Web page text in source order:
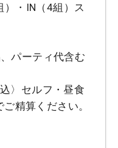
・IN（4組）ス
パーティ代含む
〉セルフ・昼食
精算ください。